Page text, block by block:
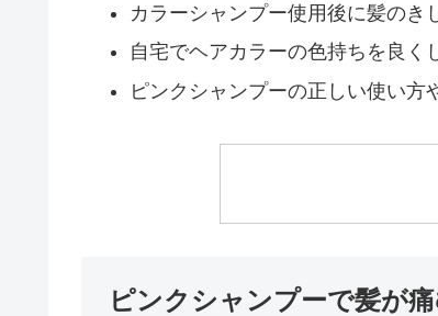
カラーシャンプー使用後に髪のき
自宅でヘアカラーの色持ちを良く
ピンクシャンプーの正しい使い方
ピンクシャンプーで髪が